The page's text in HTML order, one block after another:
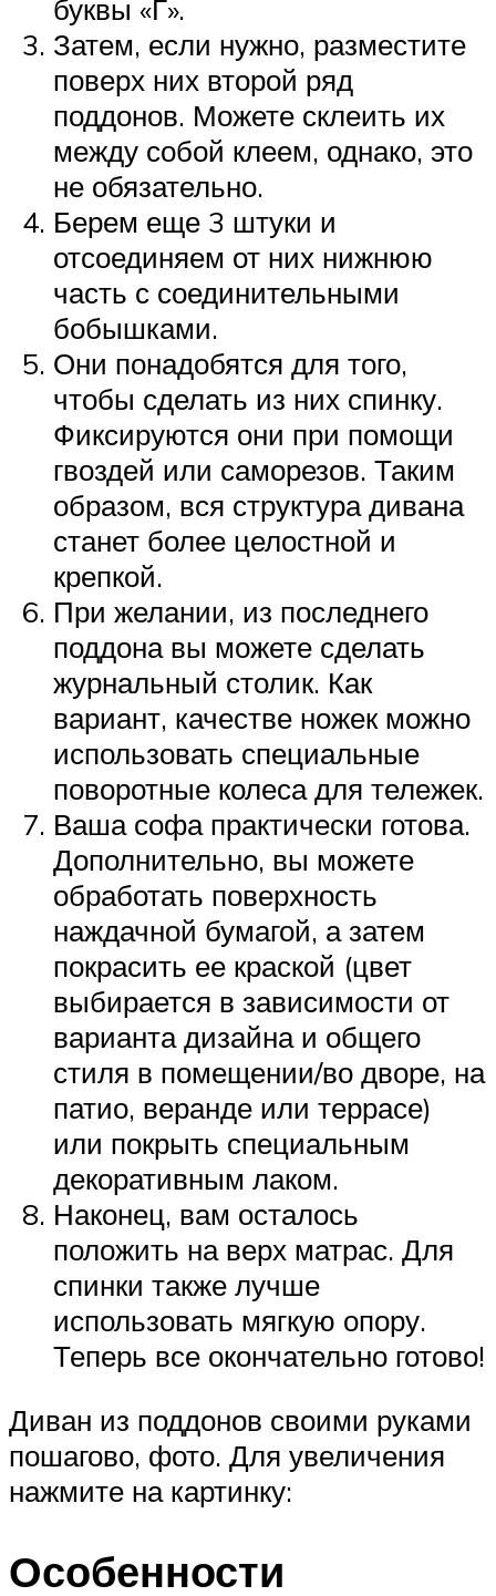
буквы «Г».
Затем, если нужно, разместите
поверх них второй ряд
поддонов. Можете склеить их
между собой клеем, однако, это
не обязательно.
Берем еще 3 штуки и
отсоединяем от них нижнюю
часть с соединительными
бобышками.
Они понадобятся для того,
чтобы сделать из них спинку.
Фиксируются они при помощи
гвоздей или саморезов. Таким
образом, вся структура дивана
станет более целостной и
крепкой.
При желании, из последнего
поддона вы можете сделать
журнальный столик. Как
вариант, качестве ножек можно
использовать специальные
поворотные колеса для тележек.
Ваша софа практически готова.
Дополнительно, вы можете
обработать поверхность
наждачной бумагой, а затем
покрасить ее краской (цвет
выбирается в зависимости от
варианта дизайна и общего
стиля в помещении/во дворе, на
патио, веранде или террасе)
или покрыть специальным
декоративным лаком.
Наконец, вам осталось
положить на верх матрас. Для
спинки также лучше
использовать мягкую опору.
Теперь все окончательно готово!
Диван из поддонов своими руками
пошагово, фото. Для увеличения
нажмите на картинку:
Особенности